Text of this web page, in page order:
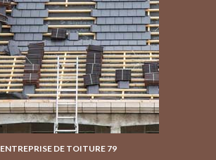
ENTREPRISE DE TOITURE 79